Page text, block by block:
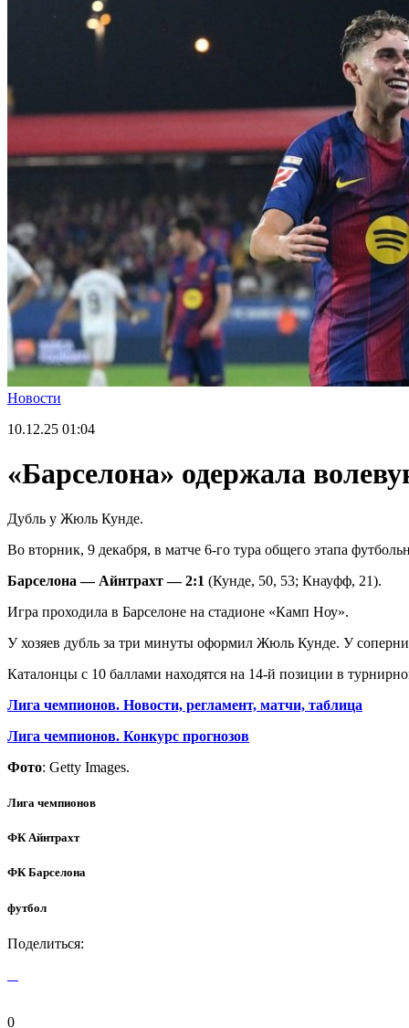
Новости
10.12.25 01:04
«Барселона» одержала
Дубль у Жюль Кунде.
Во вторник, 9 декабря, в матче 6-го тура общего этапа
Барселона — Айнтрахт — 2:1 (Кунде, 50, 53; Кнауфф, 21).
Игра проходила в Барселоне на стадионе «Камп Ноу».
У хозяев дубль за три минуты оформил Жюль Кунде. У
Каталонцы с 10 баллами находятся на 14-й позиции в
Лига чемпионов. Новости, регламент, матчи, таблица
Лига чемпионов. Конкурс прогнозов
Фото: Getty Images.
Лига чемпионов
ФК Айнтрахт
ФК Барселона
футбол
Поделиться:
0